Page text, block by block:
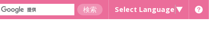
Select Language ▼